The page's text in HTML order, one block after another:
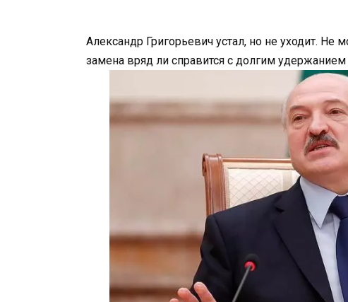
Александр Григорьевич устал, но не уходит.
замена вряд ли справится с долгим удержанием